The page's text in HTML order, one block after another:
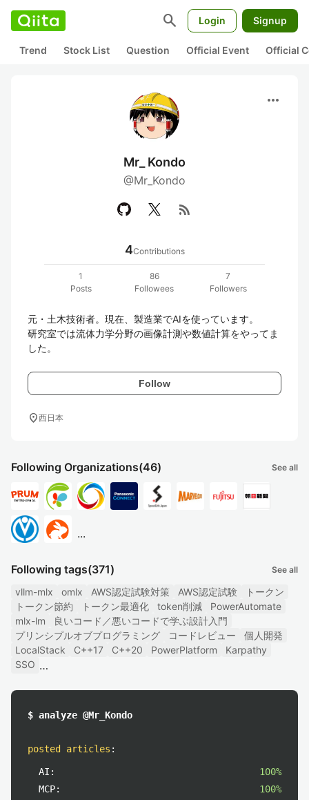
search Login Signup
Trend Stock List Question Official Event Official
more_horiz
Mr_ Kondo
@Mr_Kondo
rss_feed
4Contributions
1
Posts
86
Followees
7
Followers
元・土木技術者。現在、製造業でAIを使っています。
研究室では流体力学分野の画像計測や数値計算をやってま
した。
Follow
location_on西日本
Following Organizations(46) See all
...
Following tags(371) See all
vllm-mlx omlx AWS認定試験対策 AWS認定試験
トークン
トークン節約
トークン最適化 token削減
PowerAutomate
mlx-lm
良いコード／悪いコードで学ぶ設計入門
プリンシプルオブプログラミング
コードレビュー
個人開発
LocalStack
C++17 C++20 PowerPlatform
Karpathy
SSO
$ analyze @Mr_Kondo
posted articles :
AI:
100%
MCP:
100%